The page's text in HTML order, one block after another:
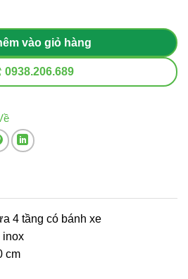
4 tầng có bánh xe số lượng
vào giỏ hàng
0938.206.689
4 tầng có bánh xe
inox
cm